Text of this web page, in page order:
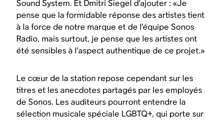
Sound System. Et Dmitri Siegel d’ajouter : «Je
pense que la formidable réponse des artistes tient
à la force de notre marque et de l’équipe Sonos
Radio, mais surtout, je pense que les artistes ont
été sensibles à l’aspect authentique de ce projet.»
Le cœur de la station repose cependant sur les
titres et les anecdotes partagés par les employés
de Sonos. Les auditeurs pourront entendre la
sélection musicale spéciale LGBTQ+, qui porte sur